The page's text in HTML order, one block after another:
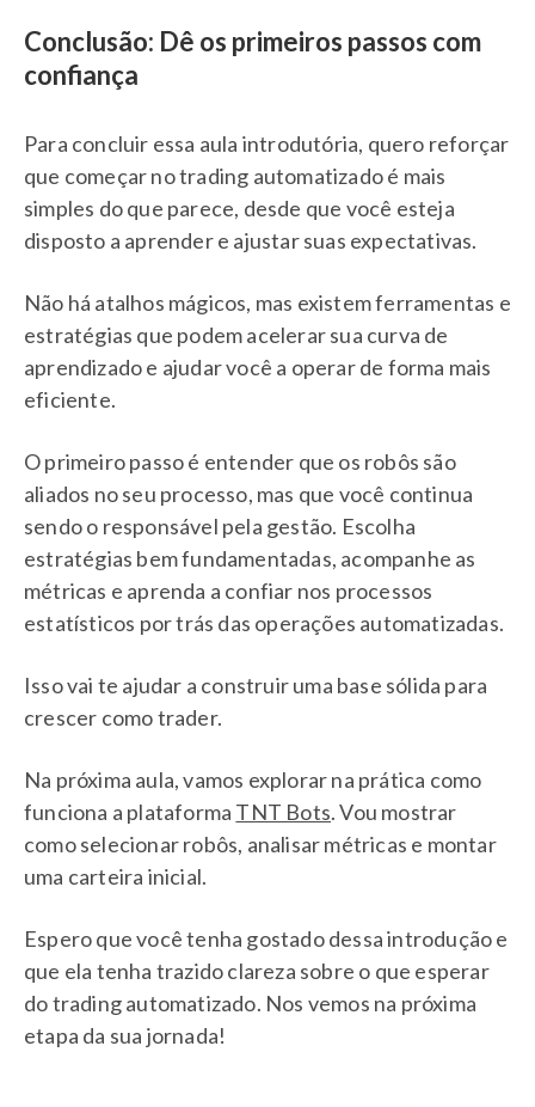
Conclusão: Dê os primeiros passos com
confiança
Para concluir essa aula introdutória, quero reforçar
que começar no trading automatizado é mais
simples do que parece, desde que você esteja
disposto a aprender e ajustar suas expectativas.
Não há atalhos mágicos, mas existem ferramentas e
estratégias que podem acelerar sua curva de
aprendizado e ajudar você a operar de forma mais
eficiente.
O primeiro passo é entender que os robôs são
aliados no seu processo, mas que você continua
sendo o responsável pela gestão. Escolha
estratégias bem fundamentadas, acompanhe as
métricas e aprenda a confiar nos processos
estatísticos por trás das operações automatizadas.
Isso vai te ajudar a construir uma base sólida para
crescer como trader.
Na próxima aula, vamos explorar na prática como
funciona a plataforma TNT Bots. Vou mostrar
como selecionar robôs, analisar métricas e montar
uma carteira inicial.
Espero que você tenha gostado dessa introdução e
que ela tenha trazido clareza sobre o que esperar
do trading automatizado. Nos vemos na próxima
etapa da sua jornada!